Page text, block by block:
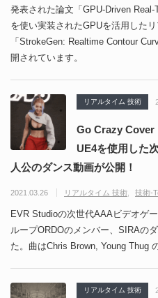
発表された論文「GPU-Driven Real-
を使い実装されたGPUを活用した
「StrokeGen: Realtime Contour
開されています。
リアルタイム 技術
Go Crazy Cover
UE4を使用した
人公のダンス動画が公開！
2021.03.26 リアルタイム 技術 技術-
EVR Studioの次世代AAAビデオゲ
ループORDOのメンバー、SIRAの
た。曲はChris Brown, Young Thug
リアルタイム 技術